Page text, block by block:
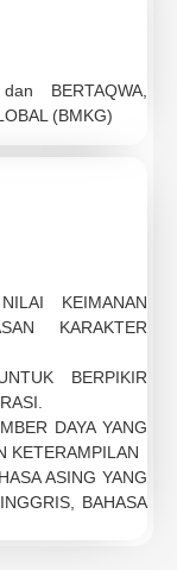
BERTAQWA,
(BMKG)
KEIMANAN
KARAKTER
BERPIKIR
DAYA YANG
KETERAMPILAN
ASING YANG
BAHASA